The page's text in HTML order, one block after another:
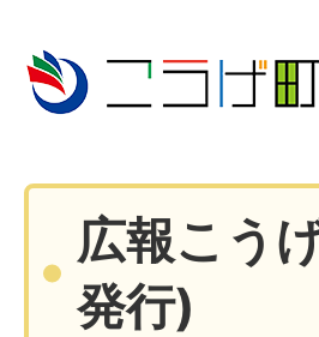
広報こう
発行)